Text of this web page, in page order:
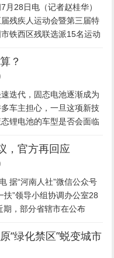
28日电（记者赵桂华）
残疾人运动会暨第三届特
铁西区残联选派15名运动
平，共收获3金2银2铜的
？
迭代，固态电池逐渐成为
车主担心，一旦这项新技
锂电池的车型是否会面临
池类型决定，而是受到市
及售后保障...
，官方再回应
“河南人社”微信公众号
扶”领导小组协调办公室28
，部分省辖市在公布
含笔试成绩，有的省辖市
“绿化禁区”蜕变城市